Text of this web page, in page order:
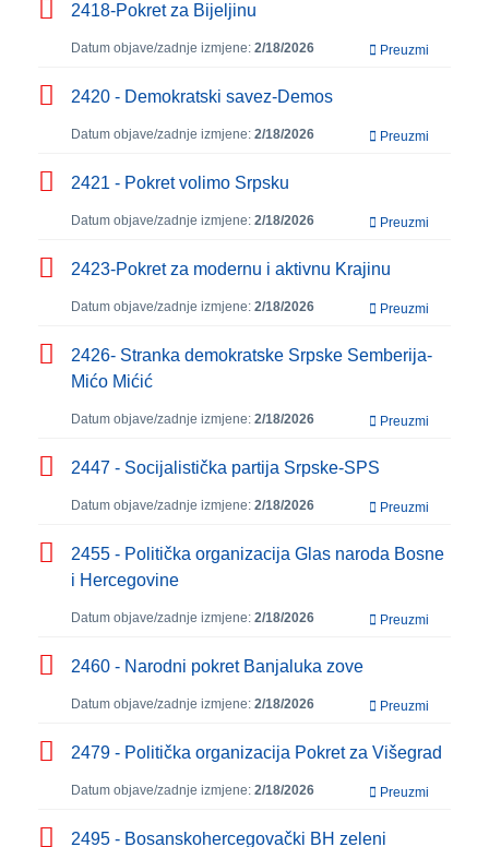
2418-Pokret za Bijeljinu
Datum objave/zadnje izmjene: 2/18/2026 Preuzmi
2420 - Demokratski savez-Demos
Datum objave/zadnje izmjene: 2/18/2026 Preuzmi
2421 - Pokret volimo Srpsku
Datum objave/zadnje izmjene: 2/18/2026 Preuzmi
2423-Pokret za modernu i aktivnu Krajinu
Datum objave/zadnje izmjene: 2/18/2026 Preuzmi
2426- Stranka demokratske Srpske Semberija-
Mićo Mićić
Datum objave/zadnje izmjene: 2/18/2026 Preuzmi
2447 - Socijalistička partija Srpske-SPS
Datum objave/zadnje izmjene: 2/18/2026 Preuzmi
2455 - Politička organizacija Glas naroda Bosne
i Hercegovine
Datum objave/zadnje izmjene: 2/18/2026 Preuzmi
2460 - Narodni pokret Banjaluka zove
Datum objave/zadnje izmjene: 2/18/2026 Preuzmi
2479 - Politička organizacija Pokret za Višegrad
Datum objave/zadnje izmjene: 2/18/2026 Preuzmi
2495 - Bosanskohercegovački BH zeleni